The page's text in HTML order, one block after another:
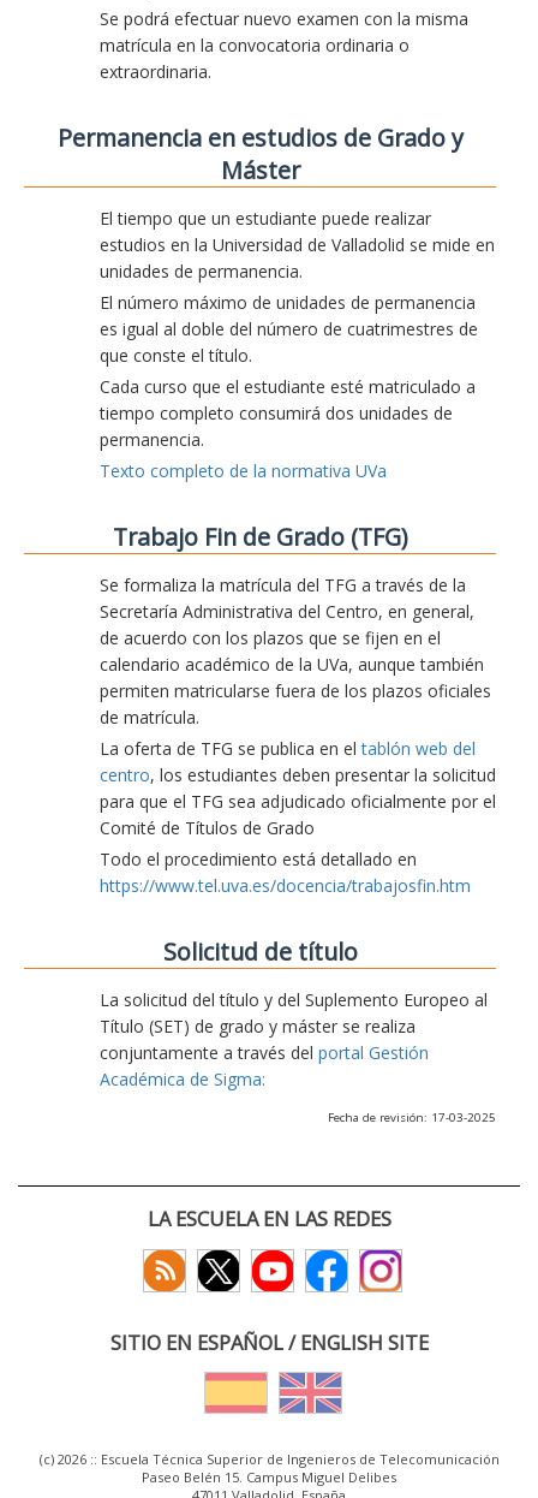
Se podrá efectuar nuevo examen con la misma
matrícula en la convocatoria ordinaria o
extraordinaria.
Permanencia en estudios de Grado y
Máster
El tiempo que un estudiante puede realizar
estudios en la Universidad de Valladolid se mide en
unidades de permanencia.
El número máximo de unidades de permanencia
es igual al doble del número de cuatrimestres de
que conste el título.
Cada curso que el estudiante esté matriculado a
tiempo completo consumirá dos unidades de
permanencia.
Texto completo de la normativa UVa
Trabajo Fin de Grado (TFG)
Se formaliza la matrícula del TFG a través de la
Secretaría Administrativa del Centro, en general,
de acuerdo con los plazos que se fijen en el
calendario académico de la UVa, aunque también
permiten matricularse fuera de los plazos oficiales
de matrícula.
La oferta de TFG se publica en eltablón web del
centro, los estudiantes deben presentar la solicitud
para que el TFG sea adjudicado oficialmente por el
Comité de Títulos de Grado
Todo el procedimiento está detallado en
https://www.tel.uva.es/docencia/trabajosfin.htm
Solicitud de título
La solicitud del título y del Suplemento Europeo al
Título (SET) de grado y máster se realiza
conjuntamente a través del portal Gestión
Académica de Sigma:
Fecha de revisión: 17-03-2025
LA ESCUELA EN LAS REDES
SITIO EN ESPAÑOL / ENGLISH SITE
(c) 2026 :: Escuela Técnica Superior de Ingenieros de Telecomunicación
Paseo Belén 15. Campus Miguel Delibes